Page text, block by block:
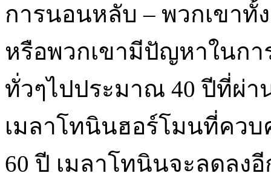
การนอนหลับ – พวกเขา
หรือพวกเขามีปัญหาในก
ทั่วๆไปประมาณ 40 ปีที่ผ่า
เมลาโทนินฮอร์โมนที่ควบ
60 ปี เมลาโทนินจะลดลง